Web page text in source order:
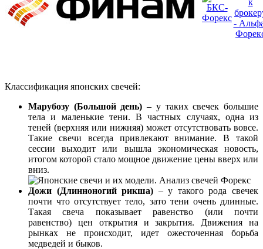
Классификация японских свечей:
Марубозу (Большой день) – у таких свечек большие
тела и маленькие тени. В частных случаях, одна из
теней (верхняя или нижняя) может отсутствовать вовсе.
Такие свечи всегда привлекают внимание. В такой
сессии выходит или вышла экономическая новость,
итогом которой стало мощное движение цены вверх или
вниз.
Дожи (Длинноногий рикша) – у такого рода свечек
почти что отсутствует тело, зато тени очень длинные.
Такая свеча показывает равенство (или почти
равенство) цен открытия и закрытия. Движения на
рынках не происходит, идет ожесточенная борьба
медведей и быков.